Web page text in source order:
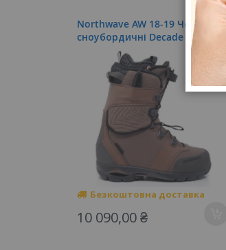
Northwave AW 18-19 Черевики
cноубордичні Decade SL
Безкоштовна доставка
10 090,00 ₴